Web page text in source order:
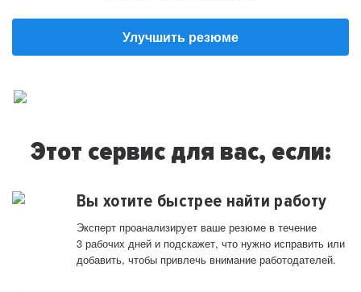
Улучшить резюме
Этот сервис для вас, если:
Вы хотите быстрее найти работу
Эксперт проанализирует ваше резюме в течение
3 рабочих дней и подскажет, что нужно исправить или
добавить, чтобы привлечь внимание работодателей.